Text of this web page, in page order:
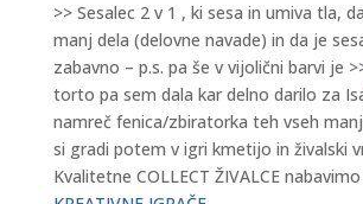
>> Sesalec 2 v 1 , ki sesa in umiva tla,
manj dela (delovne navade) in da je
zabavno – p.s. pa še v vijolični barvi je
torto pa sem dala kar delno darilo za
namreč fenica/zbiratorka teh vseh
si gradi potem v igri kmetijo in živalski
Kvalitetne COLLECT ŽIVALCE